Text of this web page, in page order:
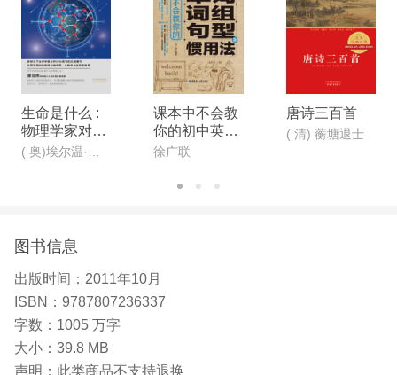
生命是什么 :
物理学家对生
命的理解和思
课本中不会教
你的初中英语
单词、词组、
(第2版)
徐广联
唐诗三百首
( 清) 蘅塘退士
图书信息
出版时间： 2011年10月
ISBN： 9787807236337
字数： 1005 万字
大小： 39.8 MB
声明： 此类商品不支持退换